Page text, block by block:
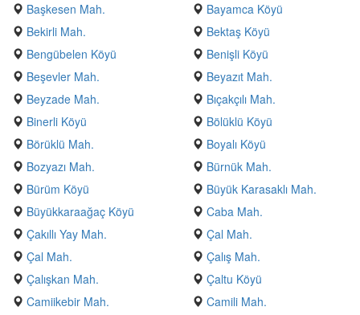
Başkesen Mah.
Bayamca Köyü
Bekirli Mah.
Bektaş Köyü
Bengübelen Köyü
Benişli Köyü
Beşevler Mah.
Beyazıt Mah.
Beyzade Mah.
Bıçakçılı Mah.
Binerli Köyü
Bölüklü Köyü
Börüklü Mah.
Boyalı Köyü
Bozyazı Mah.
Bürnük Mah.
Bürüm Köyü
Büyük Karasaklı Mah.
Büyükkaraağaç Köyü
Caba Mah.
Çakıllı Yay Mah.
Çal Mah.
Çal Mah.
Çalış Mah.
Çalışkan Mah.
Çaltu Köyü
Camiikebir Mah.
Camili Mah.